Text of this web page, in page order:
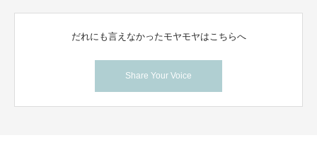
だれにも言えなかったモヤモヤはこちらへ
Share Your Voice